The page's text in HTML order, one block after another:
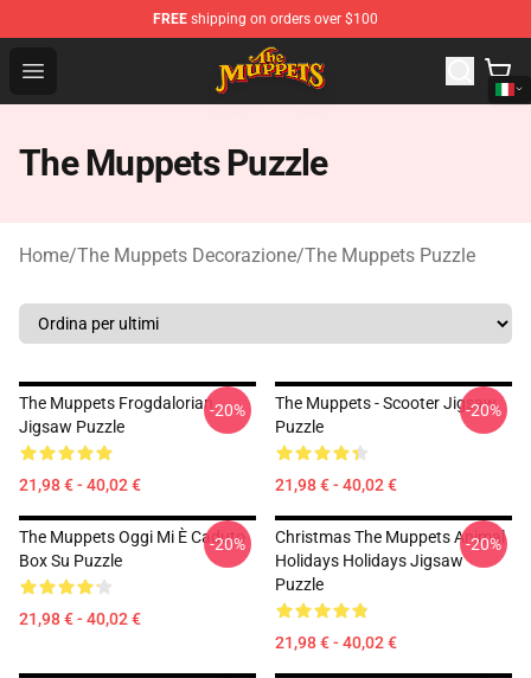
FREE shipping on orders over $100
Open menu
The Muppets Store - Official The Muppets Merchandise
The Muppets Puzzle
Home/The Muppets Decorazione/The Muppets Puzzle
The Muppets Frogdalorian
Jigsaw Puzzle
21,98 € - 40,02 €
-20%
The Muppets - Scooter Jigsaw
Puzzle
21,98 € - 40,02 €
-20%
The Muppets Oggi Mi È Caduto
Box Su Puzzle
21,98 € - 40,02 €
-20%
Christmas The Muppets Animal
Holidays Holidays Jigsaw
Puzzle
21,98 € - 40,02 €
-20%